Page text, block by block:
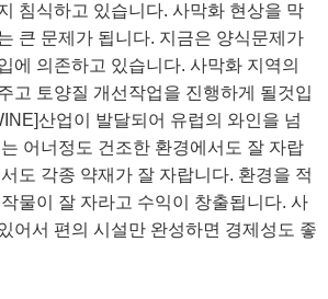
침식하고 있습니다. 사막화 현상을 막
큰 문제가 됩니다. 지금은 양식문제가
에 의존하고 있습니다. 사막화 지역의
고 토양질 개선작업을 진행하게 될것입
산업이 발달되어 유럽의 와인을 넘
어너정도 건조한 환경에서도 잘 자랍
도 각종 약재가 잘 자랍니다. 환경을 적
물이 잘 자라고 수익이 창출됩니다. 사
어서 편의 시설만 완성하면 경제성도 좋